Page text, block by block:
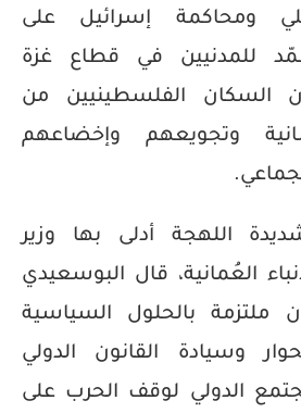
ومحاكمة إسرائيل على
للمدنيين في قطاع غزة
السكان الفلسطينيين من
وتجويعهم وإخضاعهم
اللهجة أدلى بها وزير
العُمانية، قال البوسعيدي
بالحلول السياسية
وسيادة القانون الدولي
الدولي لوقف الحرب على